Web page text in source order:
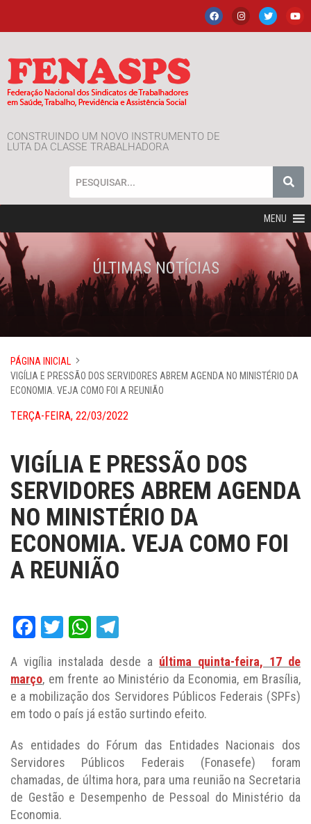
CONSTRUINDO UM NOVO INSTRUMENTO DE
LUTA DA CLASSE TRABALHADORA
MENU
ÚLTIMAS NOTÍCIAS
PÁGINA INICIAL
VIGÍLIA E PRESSÃO DOS SERVIDORES ABREM AGENDA NO MINISTÉRIO DA
ECONOMIA. VEJA COMO FOI A REUNIÃO
TERÇA-FEIRA, 22/03/2022
VIGÍLIA E PRESSÃO DOS
SERVIDORES ABREM AGENDA
NO MINISTÉRIO DA
ECONOMIA. VEJA COMO FOI
A REUNIÃO
Facebook
TwitterWhatsApp
A vigília instalada desde a última quinta-feira, 17 de
março, em frente ao Ministério da Economia, em Brasília,
e a mobilização dos Servidores Públicos Federais (SPFs)
em todo o país já estão surtindo efeito.
As entidades do Fórum das Entidades Nacionais dos
Servidores Públicos Federais (Fonasefe) foram
chamadas, de última hora, para uma reunião na Secretaria
de Gestão e Desempenho de Pessoal do Ministério da
Economia.